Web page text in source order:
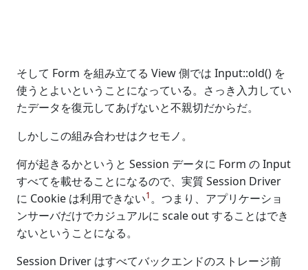
そして Form を組み立てる View 側では Input::old() を
使うとよいということになっている。さっき入力してい
たデータを復元してあげないと不親切だからだ。
しかしこの組み合わせはクセモノ。
何が起きるかというと Session データに Form の Input
すべてを載せることになるので、実質 Session Driver
に Cookie は利用できない1。つまり、アプリケーショ
ンサーバだけでカジュアルに scale out することはでき
ないということになる。
Session Driver はすべてバックエンドのストレージ前